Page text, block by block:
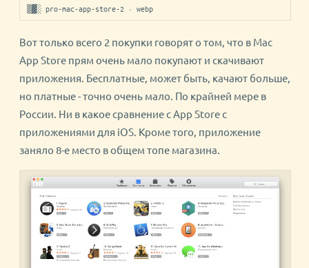
▒▓░ pro-mac-app-store-2 · webp
Вот только всего 2 покупки говорят о том, что в Mac
App Store прям очень мало покупают и скачивают
приложения. Бесплатные, может быть, качают больше,
но платные - точно очень мало. По крайней мере в
России. Ни в какое сравнение с App Store с
приложениями для iOS. Кроме того, приложение
заняло 8-е место в общем топе магазина.